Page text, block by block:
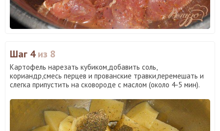
Шаг 4из 8
Картофель нарезать кубиком,добавить соль,
кориандр,смесь перцев и прованские травки,перемешать и
слегка припустить на сковороде с маслом (около 4-5 мин).